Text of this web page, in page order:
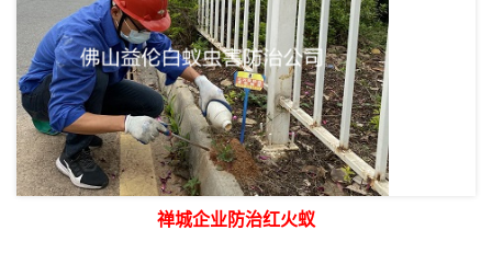
禅城企业防治红火蚁